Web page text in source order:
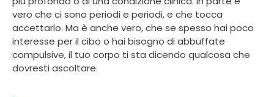
vero che ci sono periodi e periodi, e che tocca
accettarlo. Ma è anche vero, che se spesso hai poco
interesse per il cibo o hai bisogno di abbuffate
compulsive, il tuo corpo ti sta dicendo qualcosa che
dovresti ascoltare.